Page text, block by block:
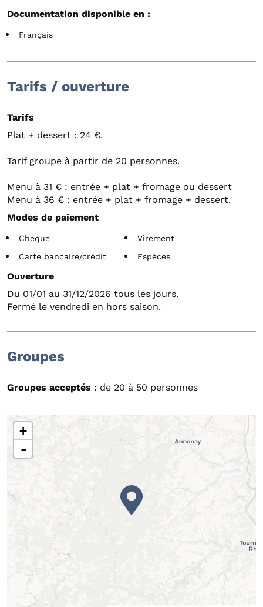
Documentation disponible en :
Français
Tarifs / ouverture
Tarifs
Plat + dessert : 24 €.
Tarif groupe à partir de 20 personnes.
Menu à 31 € : entrée + plat + fromage ou dessert
Menu à 36 € : entrée + plat + fromage + dessert.
Modes de paiement
Chèque
Virement
Carte bancaire/crédit
Espèces
Ouverture
Du 01/01 au 31/12/2026 tous les jours.
Fermé le vendredi en hors saison.
Groupes
Groupes acceptés : de 20 à 50 personnes
+
-